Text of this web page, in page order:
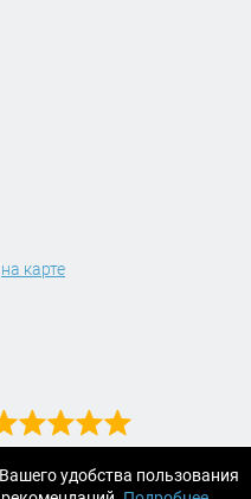
на карте
Яндекс маркет
удобства пользования